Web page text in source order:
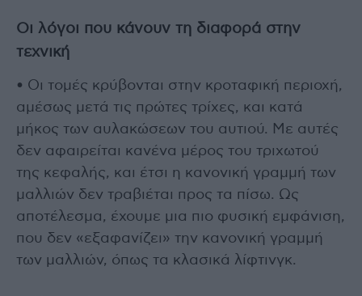
Οι λόγοι που κάνουν τη διαφορά στην
τεχνική
• Οι τομές κρύβονται στην κροταφική περιοχή,
αμέσως μετά τις πρώτες τρίχες, και κατά
μήκος των αυλακώσεων του αυτιού. Με αυτές
δεν αφαιρείται κανένα μέρος του τριχωτού
της κεφαλής, και έτσι η κανονική γραμμή των
μαλλιών δεν τραβιέται προς τα πίσω. Ως
αποτέλεσμα, έχουμε μια πιο φυσική εμφάνιση,
που δεν «εξαφανίζει» την κανονική γραμμή
των μαλλιών, όπως τα κλασικά λίφτινγκ.